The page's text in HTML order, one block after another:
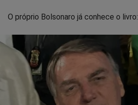
O próprio Bolsonaro já conhece o livro: